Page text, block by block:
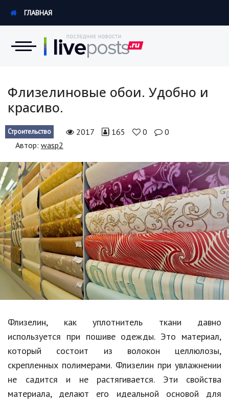
Экономика
Происшествия
Россия
Наука и техника
Политика
Образование
В мире
Культура
Авто, мото
Спорт
Знаменитости
Статьи
ГЛАВНАЯ
Флизелиновые обои. Удобно и
красиво.
Строительство 2017 165 0
0
Автор: wasp2
Флизелин, как уплотнитель ткани давно
используется при пошиве одежды. Это материал,
который состоит из волокон целлюлозы,
скрепленных полимерами. Флизелин при увлажнении
не садится и не растягивается. Эти свойства
материала, делают его идеальной основой для